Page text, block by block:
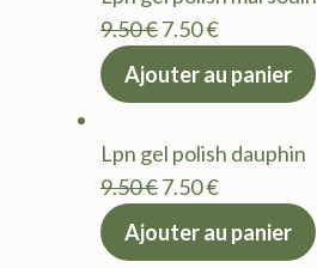
9.50€Le
prix
9.50 €.
7.50€Le
actuel
7.50 €.
Ajouter au panier
Lpn gel polish dauphin
9.50€Le
prix
7.50€Le
actuel
Ajouter au panier